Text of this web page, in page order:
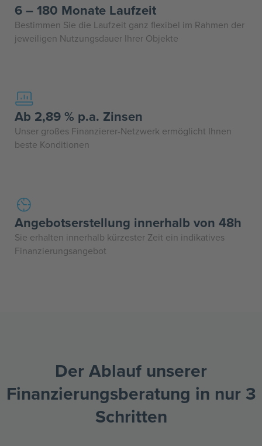
6 – 180 Monate Laufzeit
Bestimmen Sie die Laufzeit ganz flexibel im Rahmen der
jeweiligen Nutzungsdauer Ihrer Objekte
Ab 2,89 % p.a. Zinsen
Unser großes Finanzierer-Netzwerk ermöglicht Ihnen
beste Konditionen
Angebotserstellung innerhalb von 48h
Sie erhalten innerhalb kürzester Zeit ein indikatives
Finanzierungsangebot
Der Ablauf unserer
Finanzierungs­beratung in nur 3
Schritten